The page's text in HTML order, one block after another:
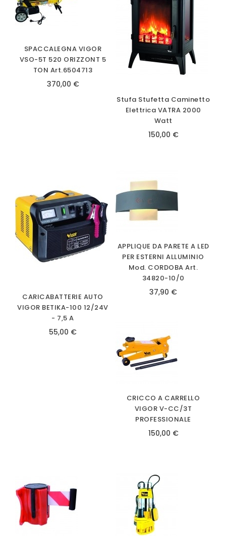
SPACCALEGNA VIGOR
VSO-5T 520 ORIZZONT 5
TON Art.6504713
370,00 €
Stufa Stufetta Caminetto
Elettrica VATRA 2000
Watt
150,00 €
CARICABATTERIE AUTO
VIGOR BETIKA-100 12/24V
- 7,5 A
55,00 €
APPLIQUE DA PARETE A LED
PER ESTERNI ALLUMINIO
Mod. CORDOBA Art.
34820-10/0
37,90 €
CRICCO A CARRELLO
VIGOR V-CC/3T
PROFESSIONALE
150,00 €